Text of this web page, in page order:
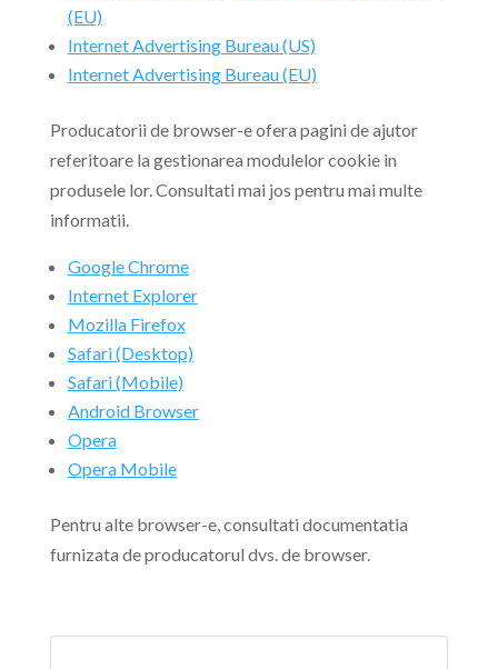
(EU)
Internet Advertising Bureau (US)
Internet Advertising Bureau (EU)
Producatorii de browser-e ofera pagini de ajutor
referitoare la gestionarea modulelor cookie in
produsele lor. Consultati mai jos pentru mai multe
informatii.
Google Chrome
Internet Explorer
Mozilla Firefox
Safari (Desktop)
Safari (Mobile)
Android Browser
Opera
Opera Mobile
Pentru alte browser-e, consultati documentatia
furnizata de producatorul dvs. de browser.